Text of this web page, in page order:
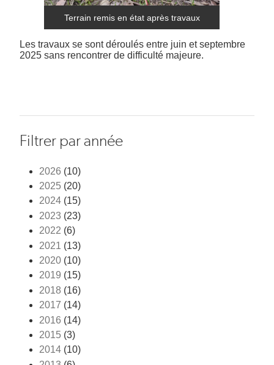
Terrain remis en état après travaux
Les travaux se sont déroulés entre juin et septembre
2025 sans rencontrer de difficulté majeure.
Filtrer par année
2026 (10)
2025 (20)
2024 (15)
2023 (23)
2022 (6)
2021 (13)
2020 (10)
2019 (15)
2018 (16)
2017 (14)
2016 (14)
2015 (3)
2014 (10)